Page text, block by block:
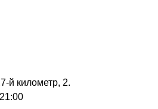
й километр, 2.